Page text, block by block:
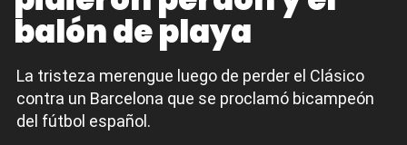
balón de playa
La tristeza merengue luego de perder el Clásico
contra un Barcelona que se proclamó bicampeón
del fútbol español.